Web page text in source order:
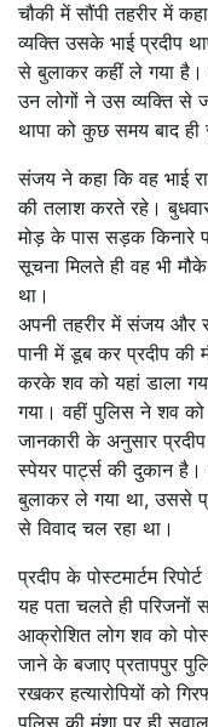
चौकी में सौंपी तहरीर में
व्यक्ति उसके भाई प्रदीप
से बुलाकर कहीं ले गया है।
उन लोगों ने उस व्यक्ति से
थापा को कुछ समय बाद
संजय ने कहा कि वह भाई
की तलाश करते रहे। बुधवार
मोड़ के पास सड़क किनारे
सूचना मिलते ही वह भी
था।
अपनी तहरीर में संजय और
पानी में डूब कर प्रदीप की
करके शव को यहां डाला
गया। वहीं पुलिस ने शव
जानकारी के अनुसार
स्पेयर पार्ट्स की दुकान
बुलाकर ले गया था, उससे
से विवाद चल रहा था।
प्रदीप के पोस्टमार्टम
यह पता चलते ही परिजनों
आक्रोशित लोग शव को
जाने के बजाए प्रतापपुर
रखकर हत्यारोपियों को